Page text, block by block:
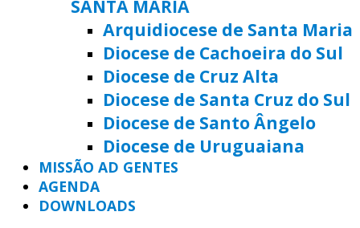
SANTA MARIA
Arquidiocese de Santa Maria
Diocese de Cachoeira do Sul
Diocese de Cruz Alta
Diocese de Santa Cruz do Sul
Diocese de Santo Ângelo
Diocese de Uruguaiana
MISSÃO AD GENTES
AGENDA
DOWNLOADS